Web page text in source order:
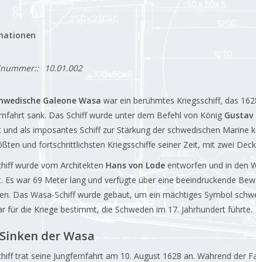
10.01.002
Galeone Wasa war ein berühmtes Kriegsschiff, das
sank. Das Schiff wurde unter dem Befehl von König Gustav
und als imposantes Schiff zur Stärkung der schwedischen Marine
und fortschrittlichsten Kriegsschiffe seiner Zeit, mit zwei
wurde vom Architekten Hans von Lodeentworfen und in den
Es war 69 Meter lang und verfügte über eine beeindruckende
Das Wasa-Schiff wurde gebaut, um ein mächtiges Symbol
für die Kriege bestimmt, die Schweden im 17. Jahrhundert führte.
der Wasa
trat seine Jungfernfahrt am 10. August 1628 an. Während der